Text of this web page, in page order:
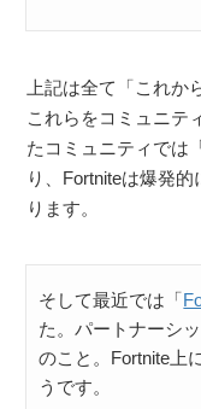
上記は全て「これか
これらをコミュニテ
たコミュニティでは
り、Fortniteは爆発
ります。
そして最近では「
た。パートナーシ
のこと。Fortnite上
うです。